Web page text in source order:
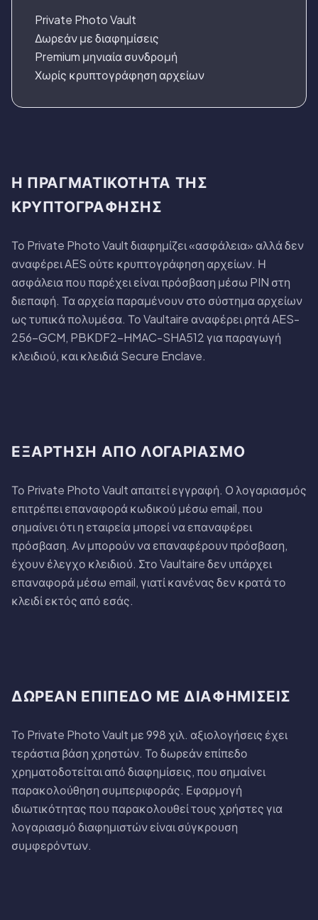
Private Photo Vault
Δωρεάν με διαφημίσεις
Premium μηνιαία συνδρομή
Χωρίς κρυπτογράφηση αρχείων
Η ΠΡΑΓΜΑΤΙΚΌΤΗΤΑ ΤΗΣ
ΚΡΥΠΤΟΓΡΆΦΗΣΗΣ
Το Private Photo Vault διαφημίζει «ασφάλεια» αλλά δεν
αναφέρει AES ούτε κρυπτογράφηση αρχείων. Η
ασφάλεια που παρέχει είναι πρόσβαση μέσω PIN στη
διεπαφή. Τα αρχεία παραμένουν στο σύστημα αρχείων
ως τυπικά πολυμέσα. Το Vaultaire αναφέρει ρητά AES-
256-GCM, PBKDF2-HMAC-SHA512 για παραγωγή
κλειδιού, και κλειδιά Secure Enclave.
ΕΞΆΡΤΗΣΗ ΑΠΌ ΛΟΓΑΡΙΑΣΜΌ
Το Private Photo Vault απαιτεί εγγραφή. Ο λογαριασμός
επιτρέπει επαναφορά κωδικού μέσω email, που
σημαίνει ότι η εταιρεία μπορεί να επαναφέρει
πρόσβαση. Αν μπορούν να επαναφέρουν πρόσβαση,
έχουν έλεγχο κλειδιού. Στο Vaultaire δεν υπάρχει
επαναφορά μέσω email, γιατί κανένας δεν κρατά το
κλειδί εκτός από εσάς.
ΔΩΡΕΆΝ ΕΠΊΠΕΔΟ ΜΕ ΔΙΑΦΗΜΊΣΕΙΣ
Το Private Photo Vault με 998 χιλ. αξιολογήσεις έχει
τεράστια βάση χρηστών. Το δωρεάν επίπεδο
χρηματοδοτείται από διαφημίσεις, που σημαίνει
παρακολούθηση συμπεριφοράς. Εφαρμογή
ιδιωτικότητας που παρακολουθεί τους χρήστες για
λογαριασμό διαφημιστών είναι σύγκρουση
συμφερόντων.